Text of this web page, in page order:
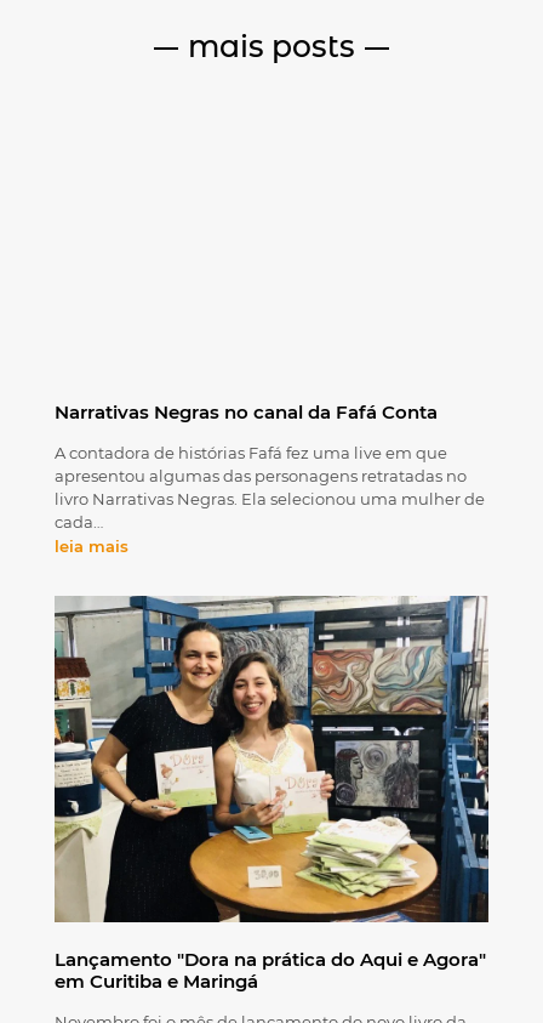
mais posts
Narrativas Negras no canal da Fafá Conta
A contadora de histórias Fafá fez uma live em que
apresentou algumas das personagens retratadas no
livro Narrativas Negras. Ela selecionou uma mulher de
cada…
leia mais
Lançamento "Dora na prática do Aqui e Agora"
em Curitiba e Maringá